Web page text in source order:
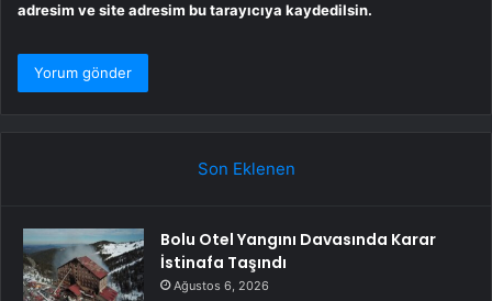
adresim ve site adresim bu tarayıcıya kaydedilsin.
Son Eklenen
Bolu Otel Yangını Davasında Karar
İstinafa Taşındı
Ağustos 6, 2026